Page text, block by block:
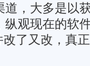
，大多是以
观现在的软
了又改，真